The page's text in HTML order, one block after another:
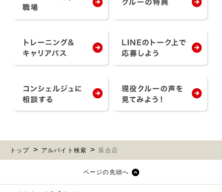
トップ アルバイト検索 落合店
ページの先頭へ